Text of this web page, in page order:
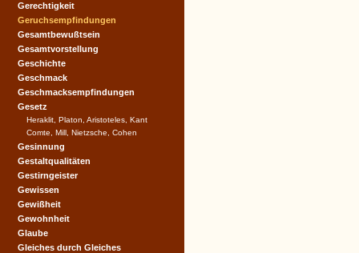
Gerechtigkeit
Geruchsempfindungen
Gesamtbewußtsein
Gesamtvorstellung
Geschichte
Geschmack
Geschmacksempfindungen
Gesetz
Heraklit, Platon, Aristoteles, Kant
Comte, Mill, Nietzsche, Cohen
Gesinnung
Gestaltqualitäten
Gestirngeister
Gewissen
Gewißheit
Gewohnheit
Glaube
Gleiches durch Gleiches